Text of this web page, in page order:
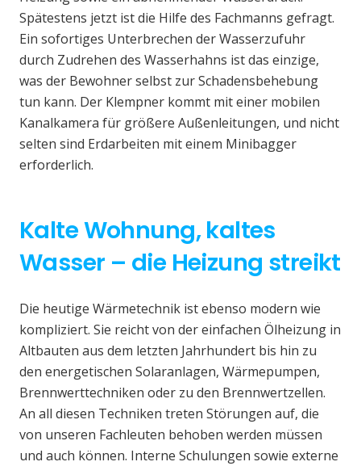
Spätestens jetzt ist die Hilfe des Fachmanns gefragt.
Ein sofortiges Unterbrechen der Wasserzufuhr
durch Zudrehen des Wasserhahns ist das einzige,
was der Bewohner selbst zur Schadensbehebung
tun kann. Der Klempner kommt mit einer mobilen
Kanalkamera für größere Außenleitungen, und nicht
selten sind Erdarbeiten mit einem Minibagger
erforderlich.
Kalte Wohnung, kaltes
Wasser – die Heizung streikt
Die heutige Wärmetechnik ist ebenso modern wie
kompliziert. Sie reicht von der einfachen Ölheizung in
Altbauten aus dem letzten Jahrhundert bis hin zu
den energetischen Solaranlagen, Wärmepumpen,
Brennwerttechniken oder zu den Brennwertzellen.
An all diesen Techniken treten Störungen auf, die
von unseren Fachleuten behoben werden müssen
und auch können. Interne Schulungen sowie externe